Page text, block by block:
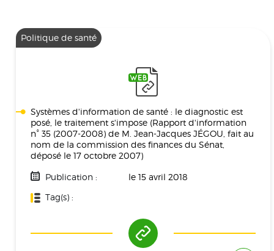
Politique de santé
Systèmes d'information de santé : le diagnostic est
posé, le traitement s'impose (Rapport d'information
n° 35 (2007-2008) de M. Jean-Jacques JÉGOU, fait au
nom de la commission des finances du Sénat,
déposé le 17 octobre 2007)
Publication :
le 15 avril 2018
Tag(s) :